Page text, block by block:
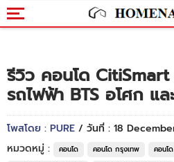
รีวิว คอนโด
รถไฟฟ้า BTS อโศก แ
โพสโดย : PURE / วันที่ : 18
หมวดหมู่ :
คอนโด คอนโด กรุงเทพ คอนโ